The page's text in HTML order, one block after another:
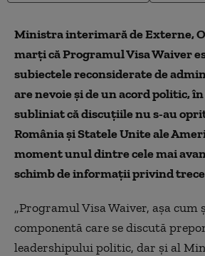
Ministra interimară de Externe,
marţi că Programul Visa Waiver
subiectele reconsiderate de
are nevoie şi de un acord politic,
subliniatcă discuţiile nu s-au
România şi Statele Unite ale
moment unul dintre cele mai
schimb de informaţii privind
„Programul Visa Waiver, aşa cum
componentă care se discută
leadershipului politic, dar şi al